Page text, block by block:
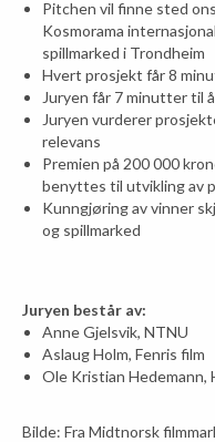
Pitchen vil finne sted
Kosmorama
spillmarked i Trondheim
Hvert prosjekt får 8
Juryen får 7 minutter til
Juryen vurderer
relevans
Premien på 200 000
benyttes til utvikling av
Kunngjøring av vinner
og spillmarked
Juryen består av:
Anne Gjelsvik, NTNU
Aslaug Holm, Fenris film
Ole Kristian Hedemann,
Bilde: Fra Midtnorsk